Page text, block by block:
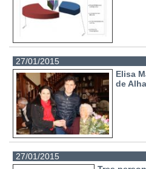
27/01/2015
Elisa
de
27/01/2015